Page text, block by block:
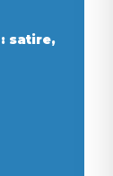
satire,